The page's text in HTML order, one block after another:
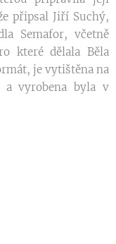
připsal Jiří Suchý,
Semafor, včetně
které dělala Běla
je vytištěna na
vyrobena byla v